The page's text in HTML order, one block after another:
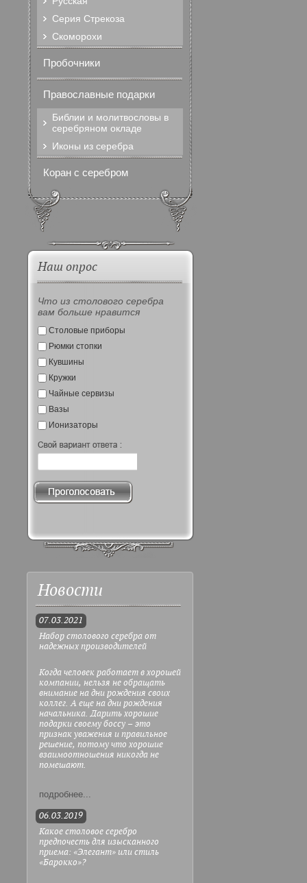
Серия Стрекоза
Скоморохи
Пробочники
Православные подарки
Библии и молитвословы в
серебряном окладе
Иконы из серебра
Коран с серебром
Наш опрос
Что из столового серебра
вам больше нравится
Столовые приборы
Рюмки стопки
Кувшины
Кружки
Чайные сервизы
Вазы
Ионизаторы
Новости
07.03.2021
Набор столового серебра от
надежных производителей
Когда человек работает в хорошей
компании, нельзя не обращать
внимание на дни рождения своих
коллег. А еще на дни рождения
начальника. Дарить хорошие
подарки своему боссу – это
признак уважения и правильное
решение, потому что хорошие
взаимоотношения никогда не
помешают.
подробнее...
06.03.2019
Какое столовое серебро
предпочесть для изысканного
приема: «Элегант» или стиль
«Барокко»?